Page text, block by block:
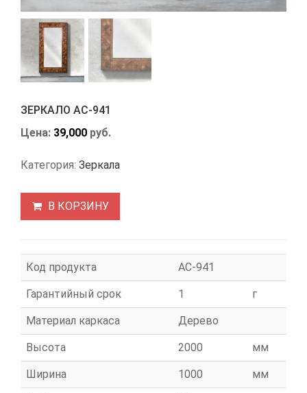
ЗЕРКАЛО АС-941
Цена: 39,000 руб.
Категория: Зеркала
В КОРЗИНУ
Код продукта АС-941
Гарантийный срок 1 г
Материал каркаса Дерево
Высота 2000 мм
Ширина 1000 мм